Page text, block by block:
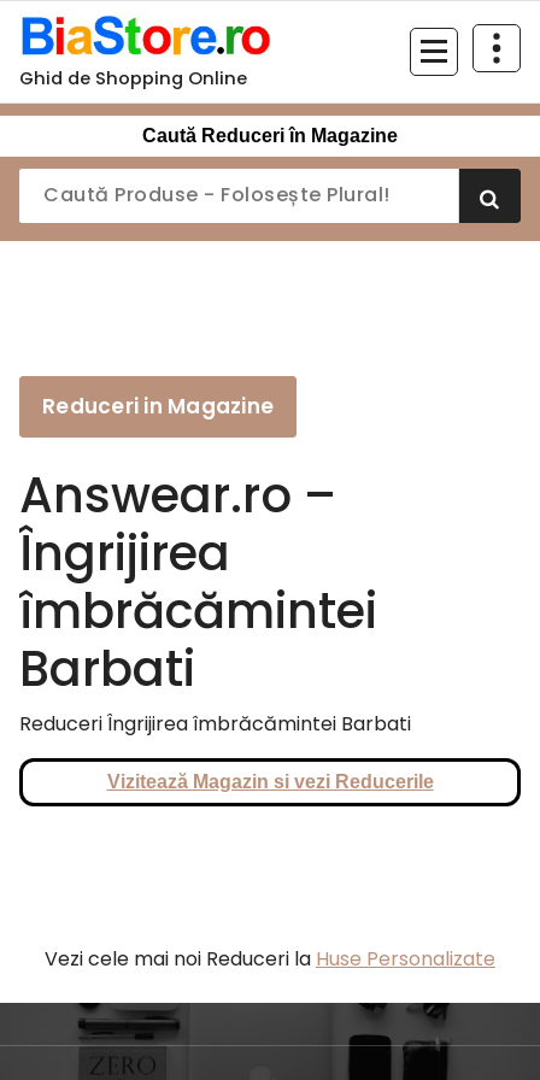
Sari
conținut
Ghid de Shopping Online
Caută Reduceri în Magazine
Reduceri in Magazine
Answear.ro –
Îngrijirea
îmbrăcămintei
Barbati
Reduceri Îngrijirea îmbrăcămintei Barbati
Vizitează Magazin si vezi Reducerile
Vezi cele mai noi Reduceri la Huse Personalizate